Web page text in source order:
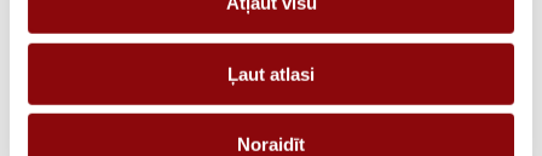
Ļaut atlasi
Noraidīt
TYPE